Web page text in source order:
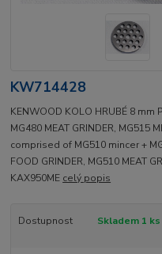
KW714428
KENWOOD KOLO HRUBÉ 8 mm
MG480 MEAT GRINDER, MG515
comprised of MG510 mincer +
FOOD GRINDER, MG510 MEAT
KAX950ME celý popis
Dostupnost Skladem 1 ks